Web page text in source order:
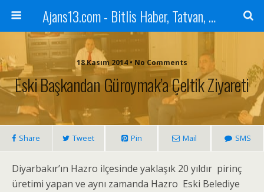
Ajans13.com - Bitlis Haber, Tatvan, Ahlat, Adilcevaz, Mutki, Hizan, Güroymak, Gazete, Ajans, 13, Haber
18 Kasım 2014 • No Comments
Eski Başkandan Güroymak’a Çeltik Ziyareti
Share Tweet Pin Mail SMS
Diyarbakır’ın Hazro ilçesinde yaklaşık 20 yıldır pirinç
üretimi yapan ve aynı zamanda Hazro Eski Belediye